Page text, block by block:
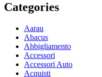
Categories
Aarau
Abacus
Abbigliamento
Accessori
Accessori Auto
Acquisti